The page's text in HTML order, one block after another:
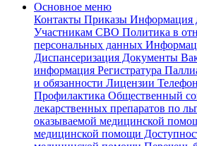
Основное меню
Контакты Приказы Информация
Участникам СВО Политика в
персональных данных
Диспансеризация Документы
информация Регистратура
и обязанности Лицензии
Профилактика Общественный
лекарственных препаратов по
оказываемой медицинской
медицинской помощи